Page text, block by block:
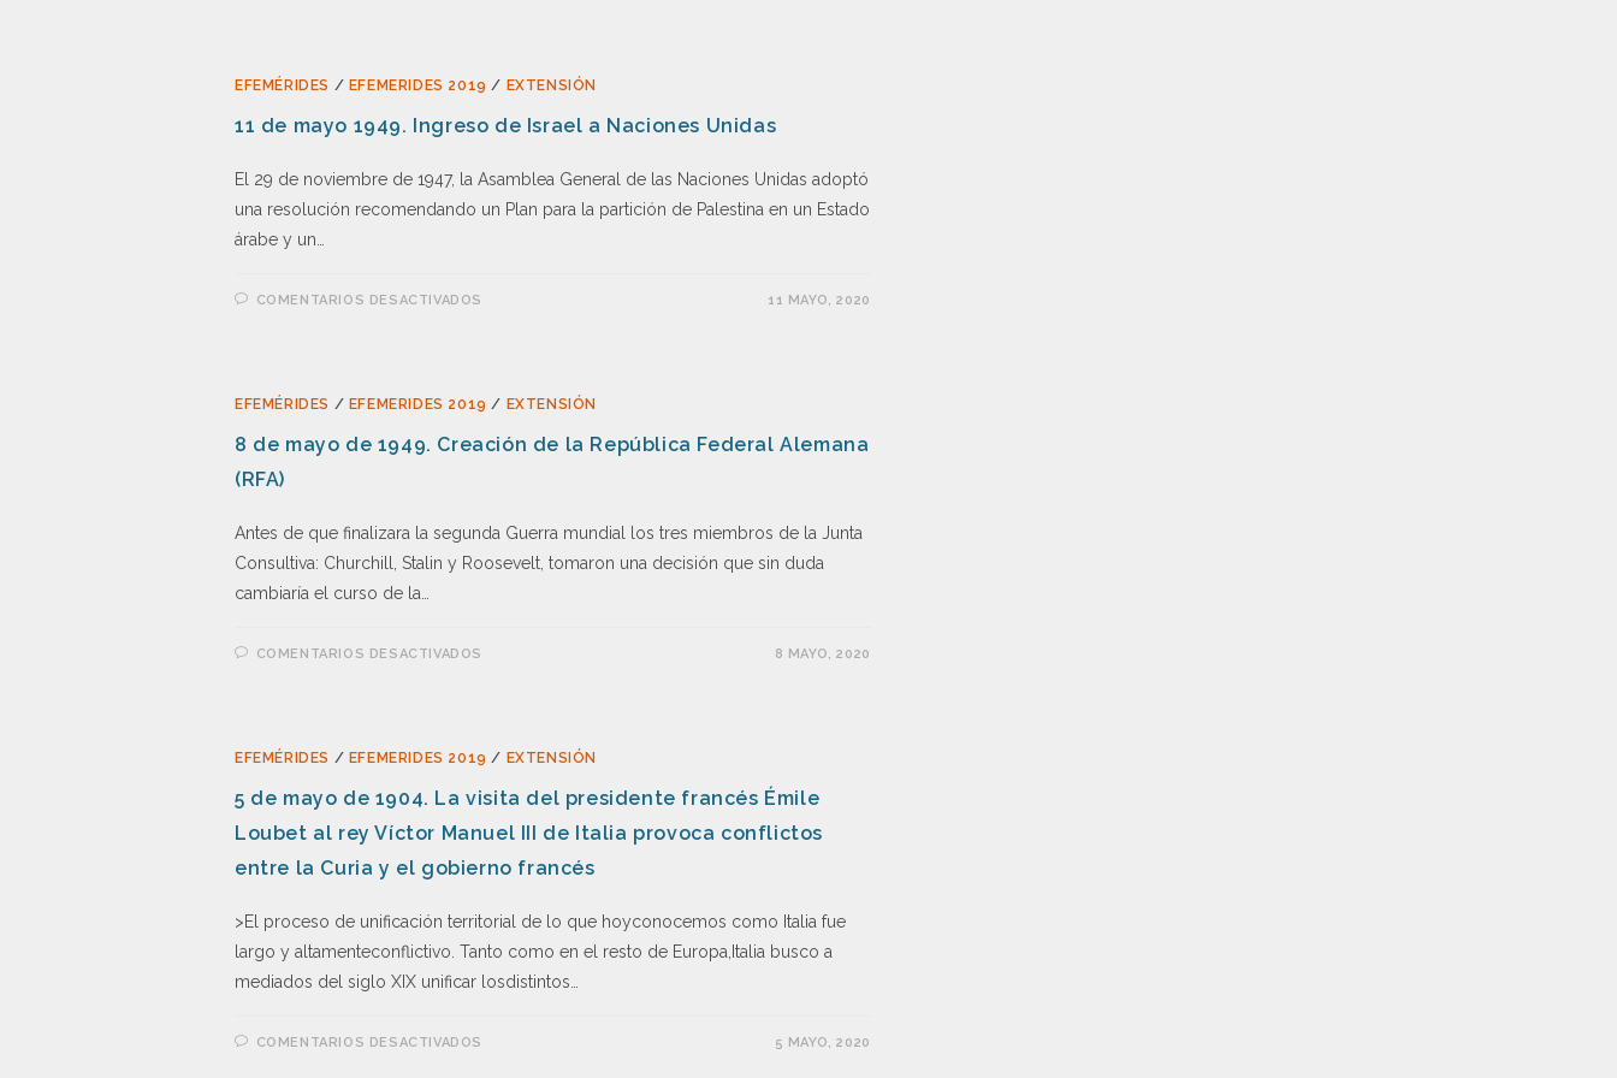
EFEMÉRIDES / EFEMERIDES 2019 / EXTENSIÓN
11 de mayo 1949. Ingreso de Israel a Naciones Unidas
El 29 de noviembre de 1947, la Asamblea General de las Naciones Unidas adoptó
una resolución recomendando un Plan para la partición de Palestina en un Estado
árabe y un…
COMENTARIOS DESACTIVADOS 11 MAYO, 2020
EFEMÉRIDES / EFEMERIDES 2019 / EXTENSIÓN
8 de mayo de 1949. Creación de la República Federal Alemana
(RFA)
Antes de que finalizara la segunda Guerra mundial los tres miembros de la Junta
Consultiva: Churchill, Stalin y Roosevelt, tomaron una decisión que sin duda
cambiaría el curso de la…
COMENTARIOS DESACTIVADOS 8 MAYO, 2020
EFEMÉRIDES / EFEMERIDES 2019 / EXTENSIÓN
5 de mayo de 1904. La visita del presidente francés Émile
Loubet al rey Víctor Manuel III de Italia provoca conflictos
entre la Curia y el gobierno francés
>El proceso de unificación territorial de lo que hoyconocemos como Italia fue
largo y altamenteconflictivo. Tanto como en el resto de Europa,Italia busco a
mediados del siglo XIX unificar losdistintos…
COMENTARIOS DESACTIVADOS 5 MAYO, 2020